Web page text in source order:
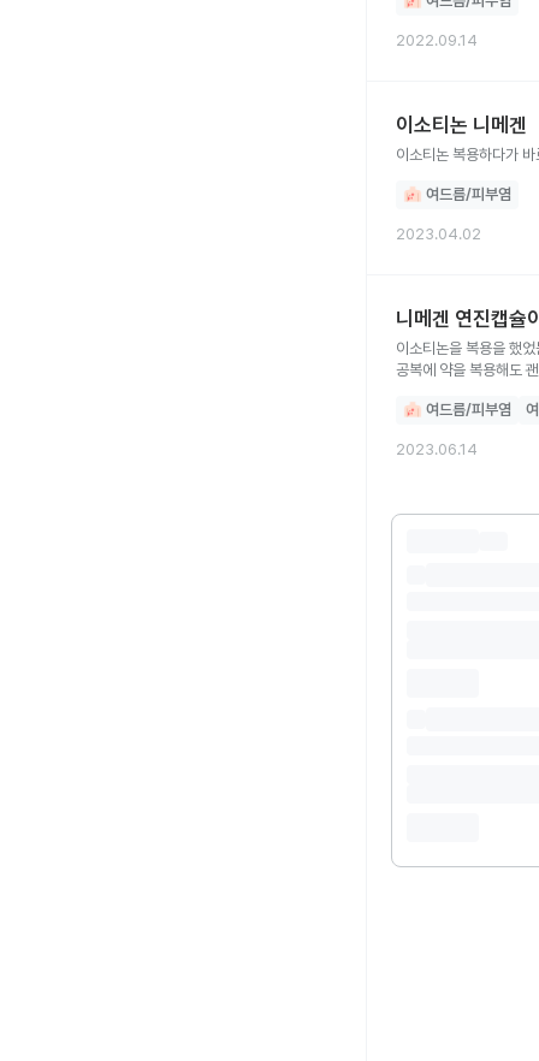
2022.09.14
이소티논 니메겐
이소티논 복용하다가
여드름/피부염
2023.04.02
니메겐 연진캡슐
이소티논을 복용을 했었는데 대체조제를 해서 니메
공복에 약을 복용해도
여드름/피부염
2023.06.14